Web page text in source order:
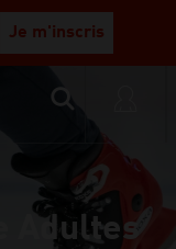
Je m'inscris
Adultes